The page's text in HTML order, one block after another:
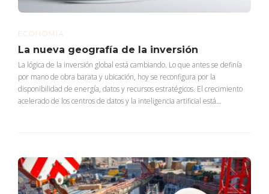
ECONOMIA
La nueva geografía de la inversión
La lógica de la inversión global está cambiando. Lo que antes se definía
por mano de obra barata y ubicación, hoy se reconfigura por la
disponibilidad de energía, datos y recursos estratégicos. El crecimiento
acelerado de los centros de datos y la inteligencia artificial está...